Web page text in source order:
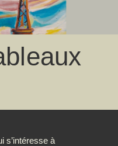
s’intéresse à